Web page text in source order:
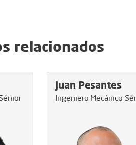
relacionados
Juan Pesantes
Ingeniero Mecánico